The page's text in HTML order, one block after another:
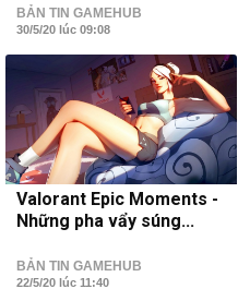
BẢN TIN GAMEHUB
30/5/20 lúc 09:08
Valorant Epic Moments -
Những pha vẩy súng...
BẢN TIN GAMEHUB
22/5/20 lúc 11:40